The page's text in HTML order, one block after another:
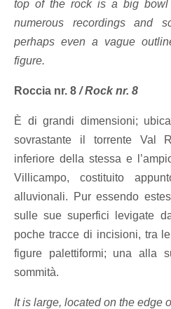
top of the rock is a big
numerous recordings and
perhaps even a vague
figure.
Roccia nr. 8 /Rock nr. 8
È di grandi dimensioni;
sovrastante il torrente Val
inferiore della stessa e
Villicampo, costituito
alluvionali. Pur essendo
sulle sue superfici levigate
poche tracce di incisioni, tra
figure palettiformi; una alla
sommità.
It is large, located on the edge